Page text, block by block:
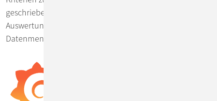
geschrieben werden. Durch starkes Parallelisieren von
Auswertungen können Abfragen selbst bei großen
Datenmengen schnell ausgeführt werden.